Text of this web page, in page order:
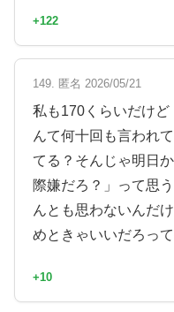
+122
149. 匿名 2026/05/21
私も170くらいだけ
んて何十回も言われ
てる？そんじゃ明日
際嫌だろ？」って思
んとも思わないんだ
めときゃいいだろっ
+10